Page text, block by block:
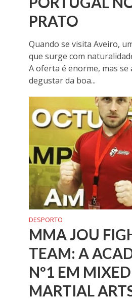
PRATO
Quando se visita Aveiro,
que surge com
A oferta é enorme, mas se
degustar da boa...
DESPORTO
MMA JOU
TEAM: A
Nº1 EM MIXED
MARTIAL